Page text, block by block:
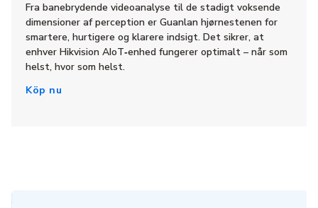
Fra banebrydende videoanalyse til de stadigt voksende
dimensioner af perception er Guanlan hjørnestenen for
smartere, hurtigere og klarere indsigt. Det sikrer, at
enhver Hikvision AIoT‑enhed fungerer optimalt – når som
helst, hvor som helst.
Köp nu